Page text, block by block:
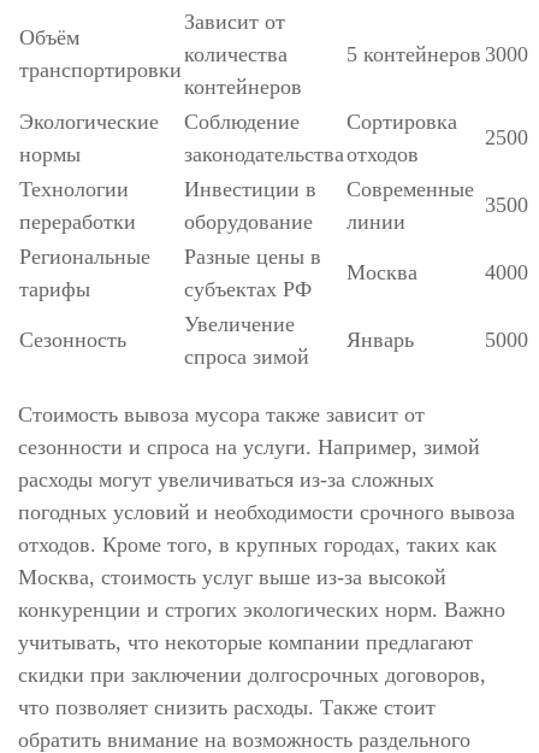
Объём
транспортировки
Зависит от
количества
контейнеров
5 контейнеров 3000
Экологические
нормы
Соблюдение
законодательства
Сортировка
отходов
2500
Технологии
переработки
Инвестиции в
оборудование
Современные
линии
3500
Региональные
тарифы
Разные цены в
субъектах РФ
Москва 4000
Сезонность
Увеличение
спроса зимой
Январь 5000
Стоимость вывоза мусора также зависит от
сезонности и спроса на услуги. Например, зимой
расходы могут увеличиваться из-за сложных
погодных условий и необходимости срочного вывоза
отходов. Кроме того, в крупных городах, таких как
Москва, стоимость услуг выше из-за высокой
конкуренции и строгих экологических норм. Важно
учитывать, что некоторые компании предлагают
скидки при заключении долгосрочных договоров,
что позволяет снизить расходы. Также стоит
обратить внимание на возможность раздельного